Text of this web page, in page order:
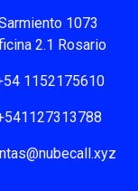
1073
2.1 Rosario
1152175610